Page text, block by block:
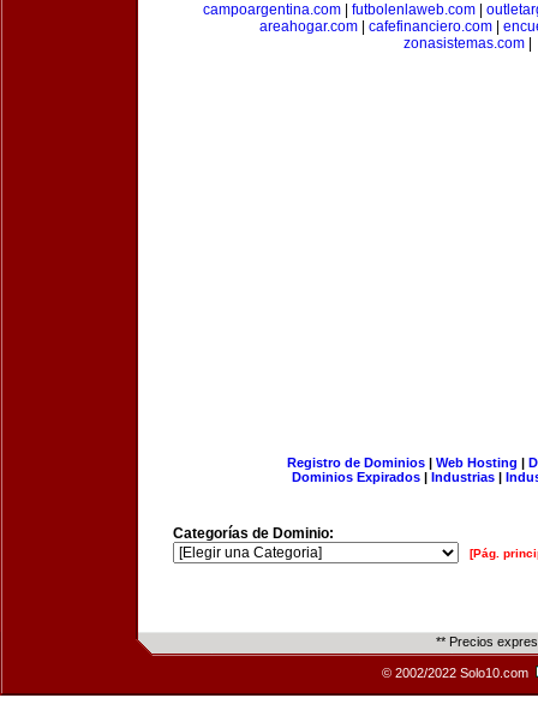
campoargentina.com| futbolenlaweb.com|
areahogar.com| cafefinanciero.com|
zonasistemas.com|
Registro de Dominios| Web Hosting |
Dominios Expirados | Industrias |
Categorías de Dominio:
[Pág.
** Precios
© 2002/2022 Solo10.com